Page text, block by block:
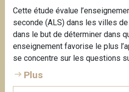
Cette étude évalue
seconde (ALS) dans les villes
dans le but de déterminer dans
enseignement favorise le plus
se concentre sur les questions
Plus